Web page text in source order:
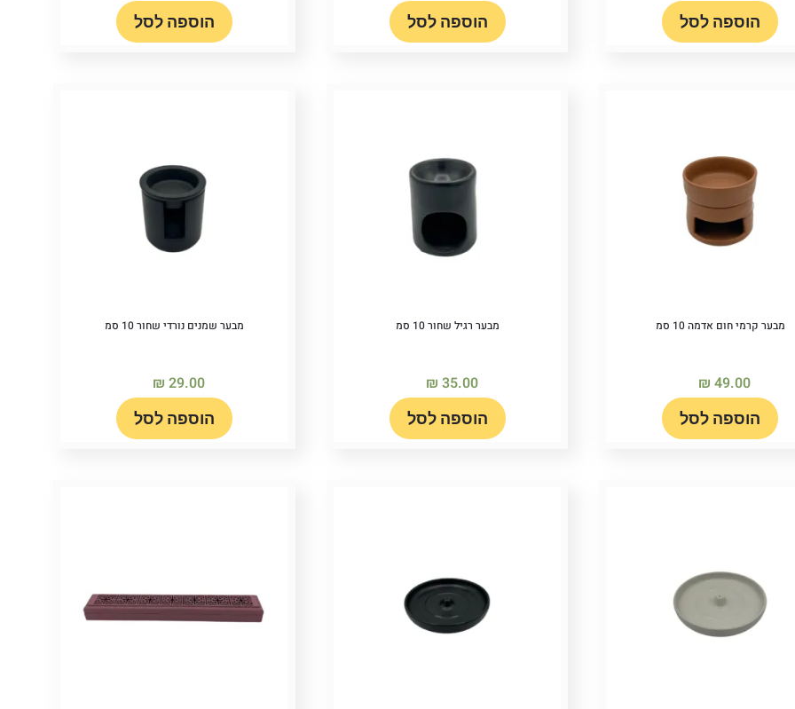
הוספה לסל הוספה לסל הוספה לסל
מבער קרמי חום אדמה 10 סמ
₪ 49.00
הוספה לסל
מבער רגיל שחור 10 סמ
₪ 35.00
הוספה לסל
מבער שמנים נורדי שחור 10 סמ
₪ 29.00
הוספה לסל